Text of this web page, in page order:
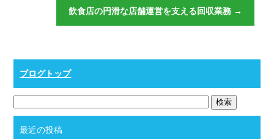
飲食店の円滑な店舗運営を支える回収業務 →
ブログトップ
最近の投稿